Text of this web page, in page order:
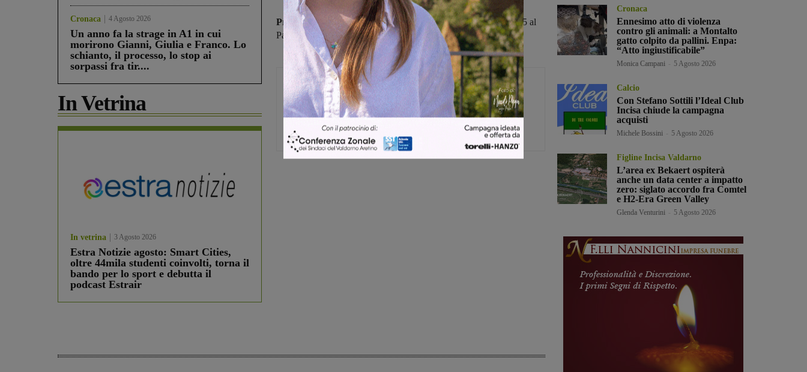
Cronaca 4 Agosto 2026
Un anno fa la strage in A1 in cui
morirono Gianni, Giulia e Franco. Lo
schianto, il processo, lo stop ai
sorpassi fra tir....
In Vetrina
In vetrina 3 Agosto 2026
Estra Notizie agosto: Smart Cities,
oltre 44mila studenti coinvolti, torna il
bando per lo sport e debutta il
podcast Estrair
Prossimo impegnoper la squadra valdarnese domenica alla 15,45 al
Palaorlandi di Siena contro il Costone.
Michele Bossini
Cronaca
Ennesimo atto di violenza
contro gli animali: a Montalto
gatto colpito da pallini. Enpa:
“Atto ingiustificabile”
Monica Campani 5 Agosto 2026
Calcio
Con Stefano Sottili l’Ideal Club
Incisa chiude la campagna
acquisti
Michele Bossini 5 Agosto 2026
Figline Incisa Valdarno
L’area ex Bekaert ospiterà
anche un data center a impatto
zero: siglato accordo fra Comtel
e H2-Era Green Valley
Glenda Venturini 5 Agosto 2026